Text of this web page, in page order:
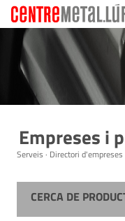
Empreses i
Serveis · Directori d'empreses
CERCA DE